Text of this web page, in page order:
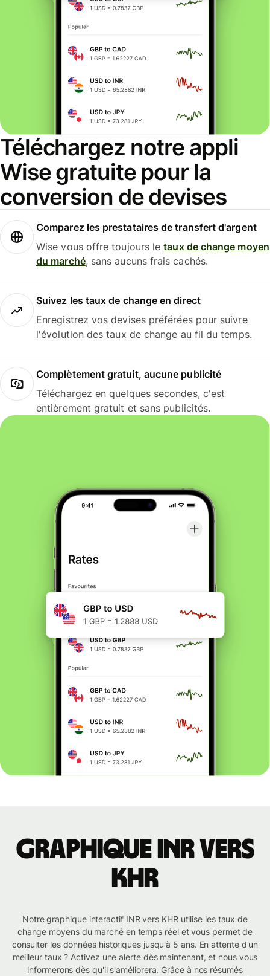
Téléchargez notre appli
Wise gratuite pour la
conversion de devises
Comparez les prestataires de transfert d'argent
Wise vous offre toujours letaux de change moyen
du marché, sans aucuns frais cachés.
Suivez les taux de change en direct
Enregistrez vos devises préférées pour suivre
l'évolution des taux de change au fil du temps.
Complètement gratuit, aucune publicité
Téléchargez en quelques secondes, c'est
entièrement gratuit et sans publicités.
Graphique INR vers
KHR
Notre graphique interactif INR vers KHR utilise les taux de
change moyens du marché en temps réel et vous permet de
consulter les données historiques jusqu'à 5 ans. En attente d'un
meilleur taux ? Activez une alerte dès maintenant, et nous vous
informerons dès qu'il s'améliorera. Grâce à nos résumés